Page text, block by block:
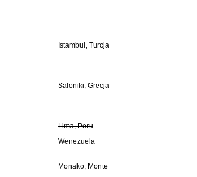
Istambuł, Turcja
Saloniki, Grecja
Lima, Peru
Wenezuela
Monako, Monte